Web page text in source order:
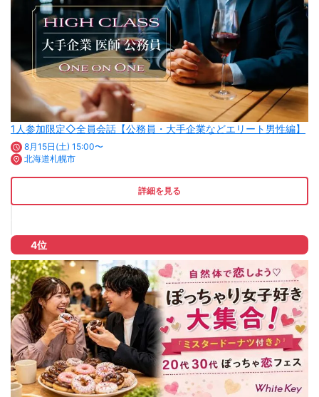
1人参加限定◇全員会話【公務員・大手企業などエリート男性編】
8月15日(土) 15:00〜
北海道札幌市
詳細を見る
4位